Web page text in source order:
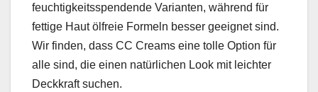
feuchtigkeitsspendende Varianten, während für
fettige Haut ölfreie Formeln besser geeignet sind.
Wir finden, dass CC Creams eine tolle Option für
alle sind, die einen natürlichen Look mit leichter
Deckkraft suchen.